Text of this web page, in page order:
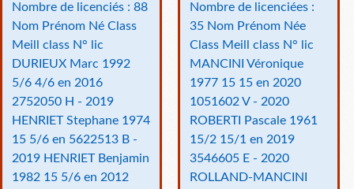
Nombre de licenciés : 88
Nom Prénom Né Class
Meill class N° lic
DURIEUX Marc 1992
5/6 4/6 en 2016
2752050 H - 2019
HENRIET Stephane 1974
15 5/6 en 5622513 B -
2019 HENRIET Benjamin
1982 15 5/6 en 2012
Nombre de licenciées :
35 Nom Prénom Née
Class Meill class N° lic
MANCINI Véronique
1977 15 15 en 2020
1051602 V - 2020
ROBERTI Pascale 1961
15/2 15/1 en 2019
3546605 E - 2020
ROLLAND-MANCINI